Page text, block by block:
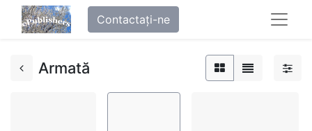
Contactați-ne
Armată